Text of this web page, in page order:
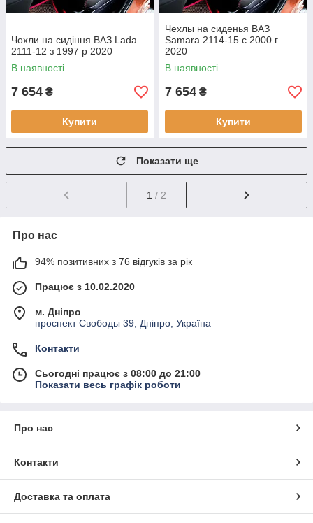
Чохли на сидіння ВАЗ Lada
2111-12 з 1997 р 2020
В наявності
7 654 ₴
Купити
Чехлы на сиденья ВАЗ
Samara 2114-15 с 2000 г
2020
В наявності
7 654 ₴
Купити
Показати ще
1 / 2
Про нас
94% позитивних з 76 відгуків за рік
Працює з 10.02.2020
м. Дніпро
проспект Свободы 39, Дніпро, Україна
Контакти
Сьогодні працює з 08:00 до 21:00
Показати весь графік роботи
Про нас
Контакти
Доставка та оплата